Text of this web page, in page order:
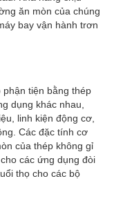
ăn mòn của chúng
bay vận hành trơn
tiện bằng thép
dụng khác nhau,
linh kiện động cơ,
Các đặc tính cơ
của thép không gỉ
các ứng dụng đòi
thọ cho các bộ